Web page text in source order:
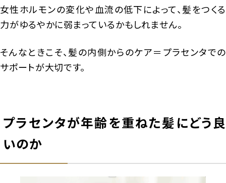
女性ホルモンの変化や血流の低下によって、髪をつくる
力がゆるやかに弱まっているかもしれません。
そんなときこそ、髪の内側からのケア＝プラセンタでの
サポートが大切です。
プラセンタが年齢を重ねた髪にどう良
いのか